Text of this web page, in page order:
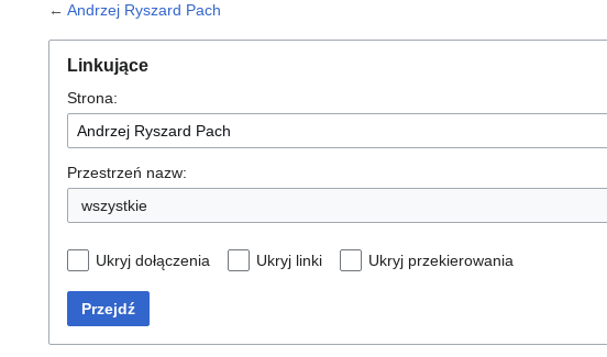
← Andrzej Ryszard Pach
Linkujące
Strona:
Przestrzeń nazw:
wszystkie
Ukryj dołączenia Ukryj linki Ukryj przekierowania
Przejdź